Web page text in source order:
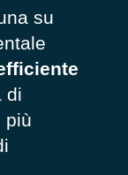
su
di
più